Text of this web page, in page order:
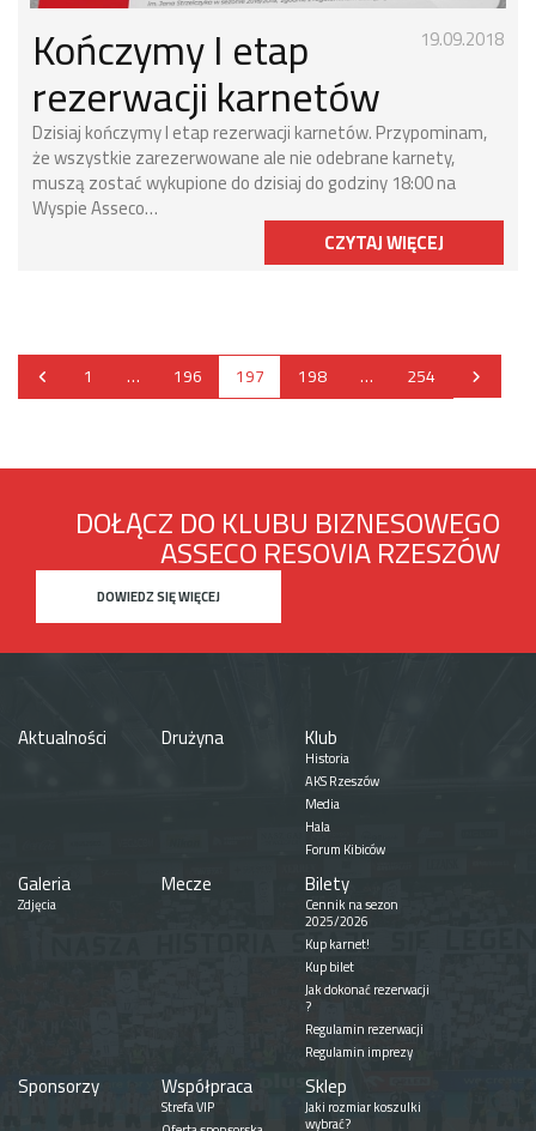
19.09.2018
Kończymy I etap
rezerwacji karnetów
Dzisiaj kończymy I etap rezerwacji karnetów. Przypominam,
że wszystkie zarezerwowane ale nie odebrane karnety,
muszą zostać wykupione do dzisiaj do godziny 18:00 na
Wyspie Asseco…
CZYTAJ WIĘCEJ
1 … 196 197 198 … 254
DOŁĄCZ DO KLUBU BIZNESOWEGO
ASSECO RESOVIA RZESZÓW
DOWIEDZ SIĘ WIĘCEJ
Aktualności Drużyna Klub
Historia
AKS Rzeszów
Media
Hala
Forum Kibiców
Galeria
Zdjęcia
Mecze Bilety
Cennik na sezon
2025/2026
Kup karnet!
Kup bilet
Jak dokonać rezerwacji
?
Regulamin rezerwacji
Regulamin imprezy
Sponsorzy Współpraca
Strefa VIP
Sklep
Jaki rozmiar koszulki
wybrać?